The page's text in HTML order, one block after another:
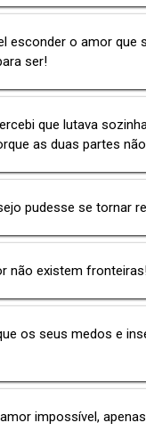
esconder o amor que
ser!
que lutava
as duas partes
pudesse se tornar
não existem
os seus medos e
impossível,